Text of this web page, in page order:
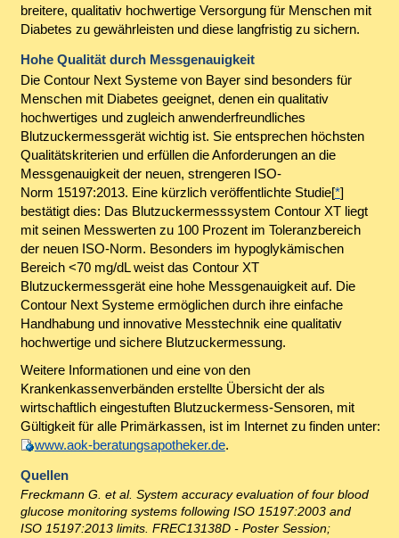
breitere, qualitativ hochwertige Versorgung für Menschen mit
Diabetes zu gewährleisten und diese langfristig zu sichern.
Hohe Qualität durch Messgenauigkeit
Die Contour Next Systeme von Bayer sind besonders für
Menschen mit Diabetes geeignet, denen ein qualitativ
hochwertiges und zugleich anwenderfreundliches
Blutzuckermessgerät wichtig ist. Sie entsprechen höchsten
Qualitätskriterien und erfüllen die Anforderungen an die
Messgenauigkeit der neuen, strengeren ISO-
Norm 15197:2013. Eine kürzlich veröffentlichte Studie[*]
bestätigt dies: Das Blutzuckermesssystem Contour XT liegt
mit seinen Messwerten zu 100 Prozent im Toleranzbereich
der neuen ISO-Norm. Besonders im hypoglykämischen
Bereich <70 mg/dL weist das Contour XT
Blutzuckermessgerät eine hohe Messgenauigkeit auf. Die
Contour Next Systeme ermöglichen durch ihre einfache
Handhabung und innovative Messtechnik eine qualitativ
hochwertige und sichere Blutzuckermessung.
Weitere Informationen und eine von den
Krankenkassenverbänden erstellte Übersicht der als
wirtschaftlich eingestuften Blutzuckermess-Sensoren, mit
Gültigkeit für alle Primärkassen, ist im Internet zu finden unter:
www.aok-beratungsapotheker.de.
Quellen
Freckmann G. et al. System accuracy evaluation of four blood
glucose monitoring systems following ISO 15197:2003 and
ISO 15197:2013 limits. FREC13138D - Poster Session;